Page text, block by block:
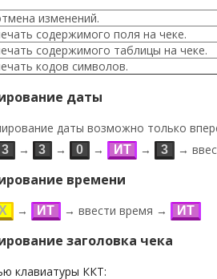
изменений.
содержимого поля на чеке.
содержимого таблицы на чеке.
кодов символов.
даты
даты возможно только
3 → 3 → 0 → ИТ → 3 →
времени
→ ИТ → ввести время → ИТ
заголовка чека
клавиатуры ККТ: